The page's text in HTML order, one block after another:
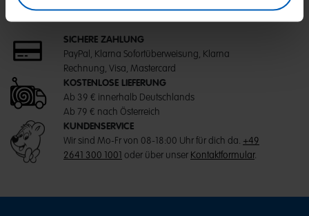
SICHERE ZAHLUNG
PayPal, Klarna Sofortüberweisung, Klarna
Rechnung, Visa, Mastercard
KOSTENLOSE LIEFERUNG
Ab 39 € innerhalb Deutschlands
Ab 79 € nach Österreich
KUNDENSERVICE
Wir sind Mo-Fr von 08-18:00 Uhr für dich da. +49
2641 300 1001
oder über unser Kontaktformular.